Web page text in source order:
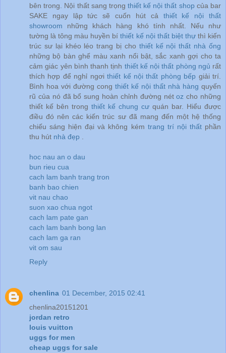
bên trong. Nội thất sang trọng thiết kế nội thất shop của bar
SAKE ngay lập tức sẽ cuốn hút cả thiết kế nội thất
showroom những khách hàng khó tính nhất. Nếu như
tường là tông màu huyền bíthiết kế nội thất biệt thựthì kiến
trúc sư lại khéo léo trang bị cho thiết kế nội thất nhà ống
những bộ bàn ghế màu xanh nổi bật, sắc xanh gợi cho ta
cảm giác yên bình thanh tịnh thiết kế nội thất phòng ngủ rất
thích hợp để nghỉ ngơithiết kế nội thất phòng bếp giải trí.
Bình hoa với đường cong thiết kế nội thất nhà hàng quyến
rũ của nó đã bổ sung hoàn chỉnh đường nétoz cho những
thiết kế bên trong thiết kế chung cư quán bar. Hiểu được
điều đó nên các kiến trúc sư đã mang đến một hệ thống
chiếu sáng hiện đại và không kém trang trí nội thấtphần
thu hút nhà đẹp
hoc nau an o dau
bun rieu cua
cach lam banh trang tron
banh bao chien
vit nau chao
suon xao chua ngot
cach lam pate gan
cach lam banh bong lan
cach lam ga ran
vit om sau
Reply
chenlina 01 December, 2015 02:41
chenlina20151201
jordan retro
louis vuitton
uggs for men
cheap uggs for sale